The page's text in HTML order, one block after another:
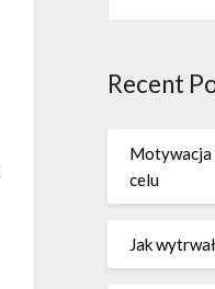
Recent
Motywacja
celu
Jak